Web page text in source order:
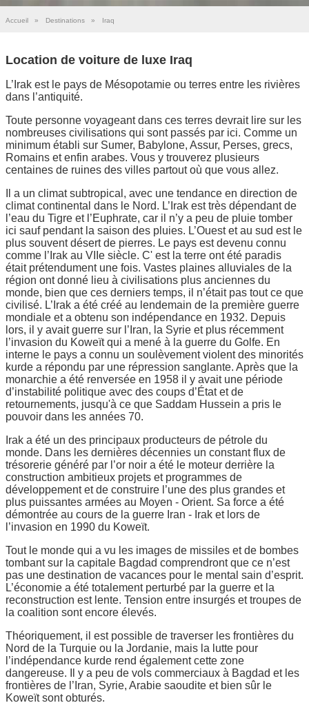
Accueil » Destinations » Iraq
Location de voiture de luxe Iraq
L’Irak est le pays de Mésopotamie ou terres entre les rivières
dans l’antiquité.
Toute personne voyageant dans ces terres devrait lire sur les
nombreuses civilisations qui sont passés par ici. Comme un
minimum établi sur Sumer, Babylone, Assur, Perses, grecs,
Romains et enfin arabes. Vous y trouverez plusieurs
centaines de ruines des villes partout où que vous allez.
Il a un climat subtropical, avec une tendance en direction de
climat continental dans le Nord. L’Irak est très dépendant de
l’eau du Tigre et l’Euphrate, car il n’y a peu de pluie tomber
ici sauf pendant la saison des pluies. L’Ouest et au sud est le
plus souvent désert de pierres. Le pays est devenu connu
comme l’Irak au VIIe siècle. C' est la terre ont été paradis
était prétendument une fois. Vastes plaines alluviales de la
région ont donné lieu à civilisations plus anciennes du
monde, bien que ces derniers temps, il n’était pas tout ce que
civilisé. L’Irak a été créé au lendemain de la première guerre
mondiale et a obtenu son indépendance en 1932. Depuis
lors, il y avait guerre sur l’Iran, la Syrie et plus récemment
l’invasion du Koweït qui a mené à la guerre du Golfe. En
interne le pays a connu un soulèvement violent des minorités
kurde a répondu par une répression sanglante. Après que la
monarchie a été renversée en 1958 il y avait une période
d’instabilité politique avec des coups d’État et de
retournements, jusqu'à ce que Saddam Hussein a pris le
pouvoir dans les années 70.
Irak a été un des principaux producteurs de pétrole du
monde. Dans les dernières décennies un constant flux de
trésorerie généré par l’or noir a été le moteur derrière la
construction ambitieux projets et programmes de
développement et de construire l’une des plus grandes et
plus puissantes armées au Moyen - Orient. Sa force a été
démontrée au cours de la guerre Iran - Irak et lors de
l’invasion en 1990 du Koweït.
Tout le monde qui a vu les images de missiles et de bombes
tombant sur la capitale Bagdad comprendront que ce n’est
pas une destination de vacances pour le mental sain d’esprit.
L’économie a été totalement perturbé par la guerre et la
reconstruction est lente. Tension entre insurgés et troupes de
la coalition sont encore élevés.
Théoriquement, il est possible de traverser les frontières du
Nord de la Turquie ou la Jordanie, mais la lutte pour
l’indépendance kurde rend également cette zone
dangereuse. Il y a peu de vols commerciaux à Bagdad et les
frontières de l’Iran, Syrie, Arabie saoudite et bien sûr le
Koweït sont obturés.